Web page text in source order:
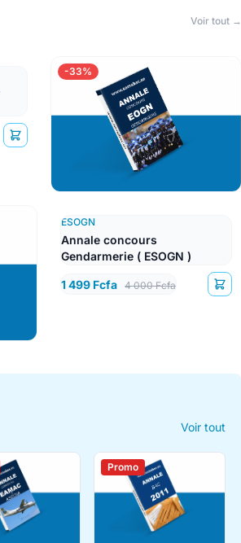
Voir tout →
-33%
ESOGN
Annale concours
Gendarmerie ( ESOGN )
1 499 Fcfa 4 000 Fcfa
Voir tout
Promo